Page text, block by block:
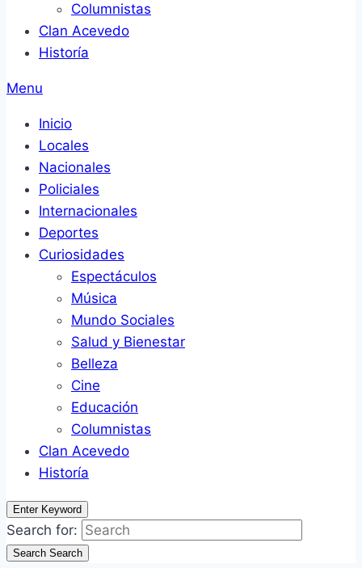
Columnistas
Clan Acevedo
Historía
Menu
Inicio
Locales
Nacionales
Policiales
Internacionales
Deportes
Curiosidades
Espectáculos
Música
Mundo Sociales
Salud y Bienestar
Belleza
Cine
Educación
Columnistas
Clan Acevedo
Historía
Enter Keyword
Search for:
Search Search